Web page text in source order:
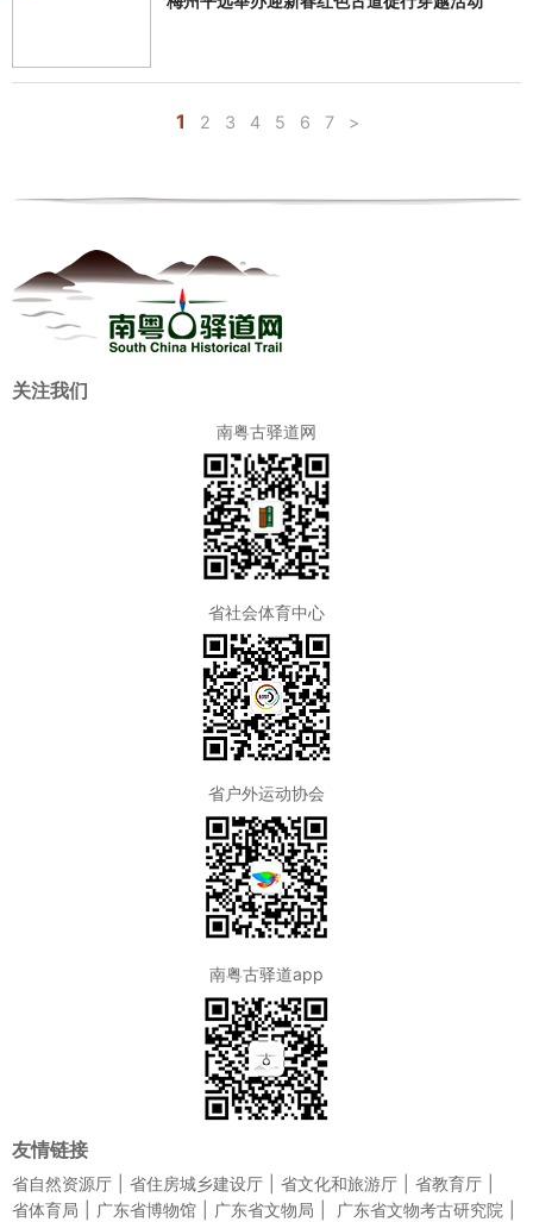
1 2 3 4 5 6 7 >
关注我们
南粤古驿道网
省社会体育中心
省户外运动协会
南粤古驿道app
友情链接
省自然资源厅 省住房城乡建设厅 省文化和旅游厅
省教育厅
省体育局
广东省博物馆 广东省文物局 广东省文物考古研究院